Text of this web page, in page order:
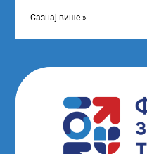
Сазнај више »